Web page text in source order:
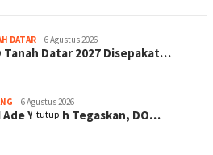
DATAR 6 Agustus 2026
Tanah Datar 2027 Disepakat…
6 Agustus 2026
Ade Yuliasih Tegaskan, DO…
tutup